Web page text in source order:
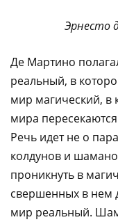
Эрнесто
Де Мартино
реальный, в
мир магический, в
мира
Речь идет не о
колдунов и
проникнуть в
свершенных в нем
мир реальный.